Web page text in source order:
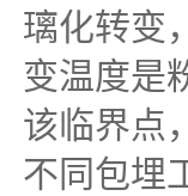
璃化转变
变温度是
该临界点
不同包埋